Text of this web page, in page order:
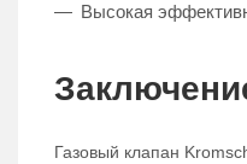
Высокая
Газовый клапан